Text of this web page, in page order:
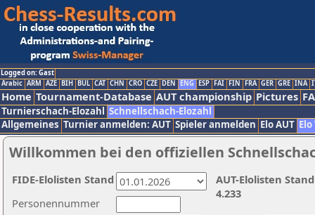
Logged on: Gast
Arabic ARM AZE BIH BUL CAT CHN CRO CZE DEN ENG ESP FAI FIN FRA GER GRE INA
Home Tournament-Database AUT championship Pictures
Turnierschach-Elozahl Schnellschach-Elozahl
Allgemeines Turnier anmelden: AUT Spieler anmelden Elo AUT
Willkommen bei den offiziellen
Personennummer
AUT-Elolisten
4.233
FIDE-Elolisten Stand